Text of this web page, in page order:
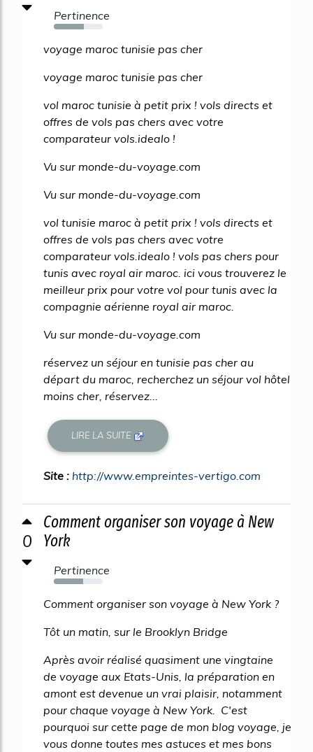
Pertinence
62%
voyage maroc tunisie pas cher
voyage maroc tunisie pas cher
vol maroc tunisie à petit prix ! vols directs et
offres de vols pas chers avec votre
comparateur vols.idealo !
Vu sur monde-du-voyage.com
Vu sur monde-du-voyage.com
vol tunisie maroc à petit prix ! vols directs et
offres de vols pas chers avec votre
comparateur vols.idealo ! vols pas chers pour
tunis avec royal air maroc. ici vous trouverez le
meilleur prix pour votre vol pour tunis avec la
compagnie aérienne royal air maroc.
Vu sur monde-du-voyage.com
réservez un séjour en tunisie pas cher au
départ du maroc, recherchez un séjour vol hôtel
moins cher, réservez...
LIRE LA SUITE
Site : http://www.empreintes-vertigo.com
0
Comment organiser son voyage à New
York
Pertinence
60%
Comment organiser son voyage à New York ?
Tôt un matin, sur le Brooklyn Bridge
Après avoir réalisé quasiment une vingtaine
de voyage aux Etats-Unis, la préparation en
amont est devenue un vrai plaisir, notamment
pour chaque voyage à New York. C'est
pourquoi sur cette page de mon blog voyage, je
vous donne toutes mes astuces et mes bons